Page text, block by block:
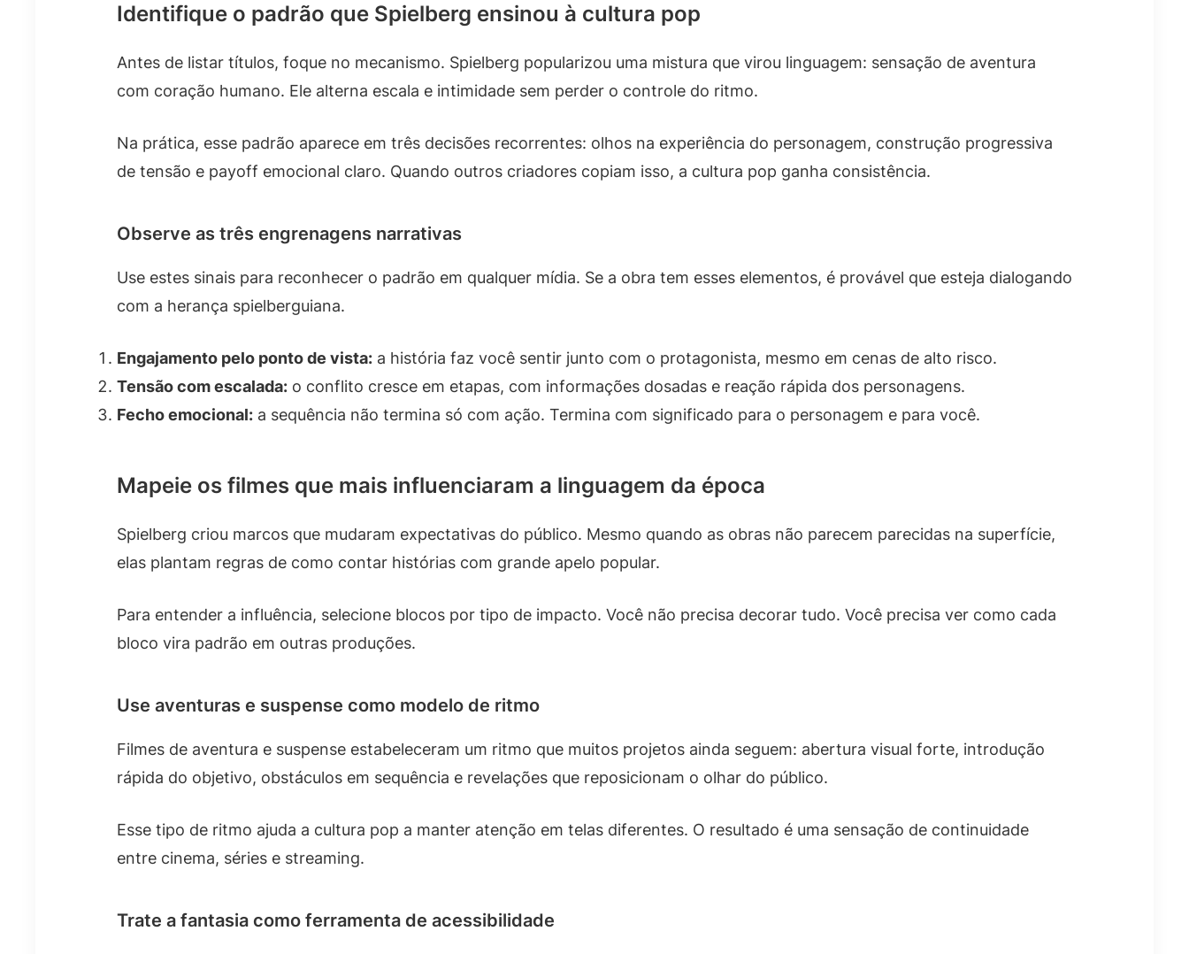
Identifique o padrão que Spielberg ensinou à cultura pop
Antes de listar títulos, foque no mecanismo. Spielberg popularizou uma mistura que virou linguagem: sensação de aventura
com coração humano. Ele alterna escala e intimidade sem perder o controle do ritmo.
Na prática, esse padrão aparece em três decisões recorrentes: olhos na experiência do personagem, construção progressiva
de tensão e payoff emocional claro. Quando outros criadores copiam isso, a cultura pop ganha consistência.
Observe as três engrenagens narrativas
Use estes sinais para reconhecer o padrão em qualquer mídia. Se a obra tem esses elementos, é provável que esteja dialogando
com a herança spielberguiana.
Engajamento pelo ponto de vista: a história faz você sentir junto com o protagonista, mesmo em cenas de alto risco.
Tensão com escalada: o conflito cresce em etapas, com informações dosadas e reação rápida dos personagens.
Fecho emocional: a sequência não termina só com ação. Termina com significado para o personagem e para você.
Mapeie os filmes que mais influenciaram a linguagem da época
Spielberg criou marcos que mudaram expectativas do público. Mesmo quando as obras não parecem parecidas na superfície,
elas plantam regras de como contar histórias com grande apelo popular.
Para entender a influência, selecione blocos por tipo de impacto. Você não precisa decorar tudo. Você precisa ver como cada
bloco vira padrão em outras produções.
Use aventuras e suspense como modelo de ritmo
Filmes de aventura e suspense estabeleceram um ritmo que muitos projetos ainda seguem: abertura visual forte, introdução
rápida do objetivo, obstáculos em sequência e revelações que reposicionam o olhar do público.
Esse tipo de ritmo ajuda a cultura pop a manter atenção em telas diferentes. O resultado é uma sensação de continuidade
entre cinema, séries e streaming.
Trate a fantasia como ferramenta de acessibilidade